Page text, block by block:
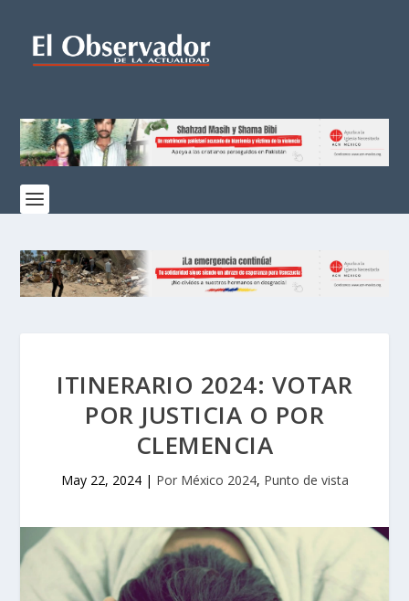
ITINERARIO 2024: VOTAR
POR JUSTICIA O POR
CLEMENCIA
May 22, 2024| Por México 2024, Punto de vista